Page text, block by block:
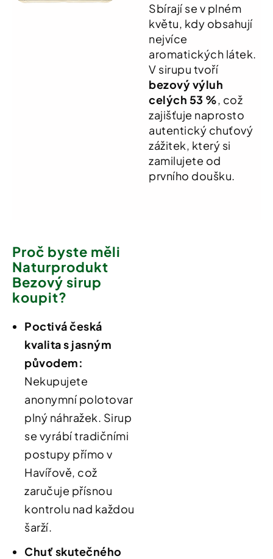
Sbírají se v plném
květu, kdy obsahují
nejvíce
aromatických látek.
V sirupu tvoří
bezový výluh
celých 53 %, což
zajišťuje naprosto
autentický chuťový
zážitek, který si
zamilujete od
prvního doušku.
Proč byste měli
Naturprodukt
Bezový sirup
koupit?
Poctivá česká
kvalitas jasným
původem:
Nekupujete
anonymní polotovar
plný náhražek. Sirup
se vyrábí tradičními
postupy přímo v
Havířově, což
zaručuje přísnou
kontrolu nad každou
šarží.
Chuť skutečného